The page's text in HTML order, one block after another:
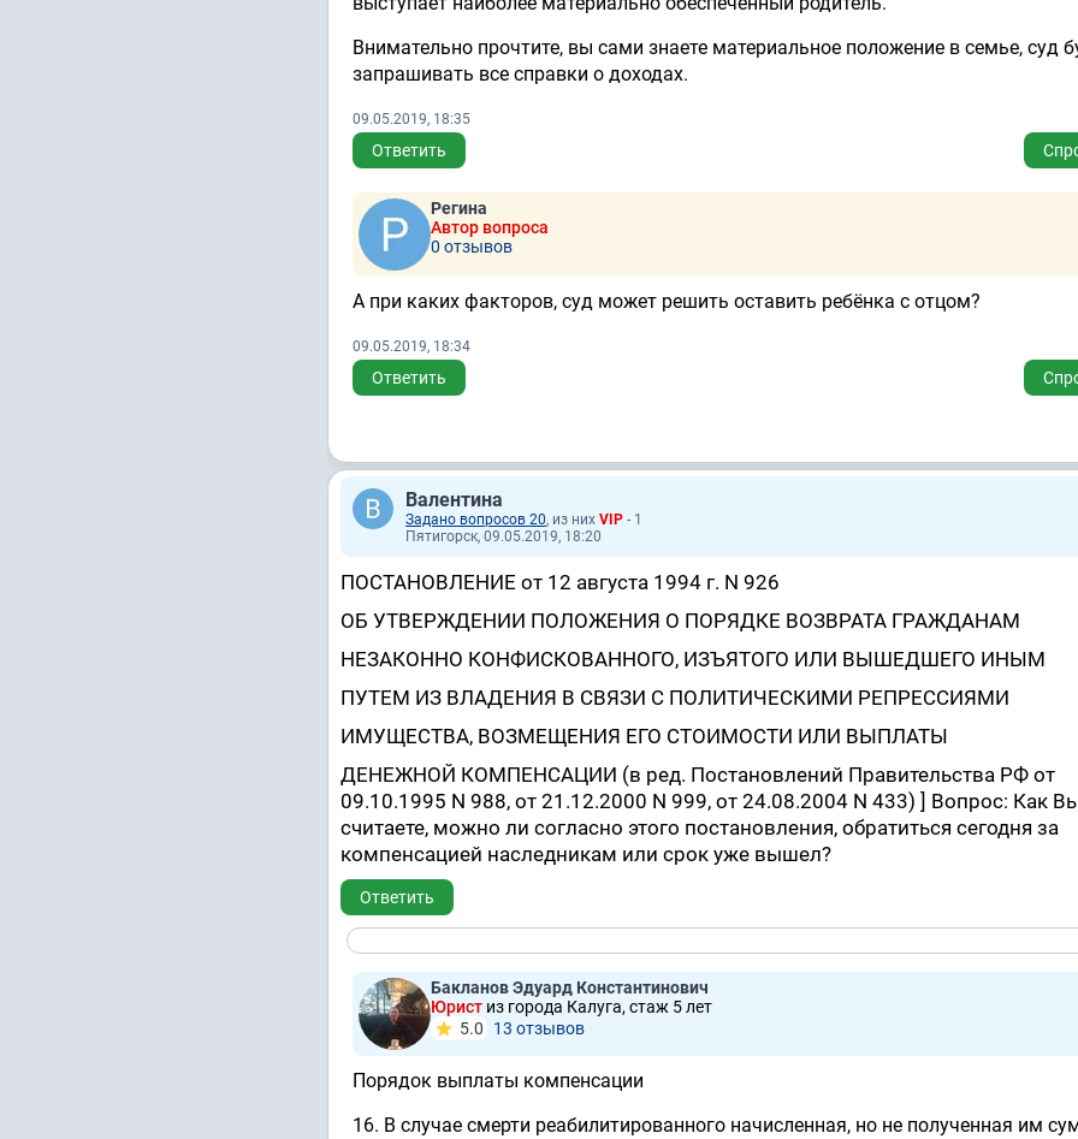
Внимательно прочтите, вы сами знаете материальное положение в семье, суд
запрашивать все справки о доходах.
09.05.2019, 18:35
Ответить
Регина
Автор вопроса
0 отзывов
А при каких факторов, суд может решить оставить ребёнка с отцом?
09.05.2019, 18:34
Ответить
Валентина
Задано вопросов 20, из них VIP - 1
Пятигорск, 09.05.2019, 18:20
ПОСТАНОВЛЕНИЕ от 12 августа 1994 г. N 926
ОБ УТВЕРЖДЕНИИ ПОЛОЖЕНИЯ О ПОРЯДКЕ ВОЗВРАТА ГРАЖДАНАМ
НЕЗАКОННО КОНФИСКОВАННОГО, ИЗЪЯТОГО ИЛИ ВЫШЕДШЕГО ИНЫМ
ПУТЕМ ИЗ ВЛАДЕНИЯ В СВЯЗИ С ПОЛИТИЧЕСКИМИ РЕПРЕССИЯМИ
ИМУЩЕСТВА, ВОЗМЕЩЕНИЯ ЕГО СТОИМОСТИ ИЛИ ВЫПЛАТЫ
ДЕНЕЖНОЙ КОМПЕНСАЦИИ (в ред. Постановлений Правительства РФ от
09.10.1995 N 988, от 21.12.2000 N 999, от 24.08.2004 N 433) ] Вопрос: Как
считаете, можно ли согласно этого постановления, обратиться сегодня за
компенсацией наследникам или срок уже вышел?
Ответить
Бакланов Эдуард Константинович
Юрист из города Калуга, стаж 5 лет
5.0
13 отзывов
Порядок выплаты компенсации
16. В случае смерти реабилитированного начисленная, но не полученная им